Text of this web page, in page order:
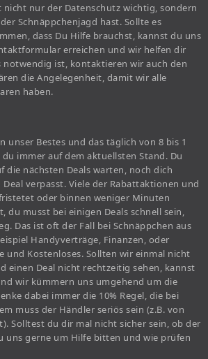
nicht nur der Datenschutz wichtig, sondern
Schnäppchenjagd hast. Sollte es
dass Du Hilfe brauchst, kannst du uns
erreichen und wir helfen dir
notwendig ist, kontaktieren wir auch den
die Angelegenheit, damit wir alle
haben.
unser Bestes und das täglich von 8 bis 1
immer auf dem aktuellsten Stand. Du
die nächsten Deals warten, noch dich
verpasst. Viele der Rabattaktionen und
oder binnen weniger Minuten
du musst bei einigen Deals schnell sein,
Das ist oft der Fall bei Schnäppchen aus
Handyverträge, Finanzen, oder
und Kostenloses. Sollten wir einmal nicht
einen Deal nicht rechtzeitig sehen, kannst
wir kümmern uns umgehend um die
dabei immer die 10% Regel, die bei
muss der Händler seriös sein (z.B. von
Solltest du dir mal nicht sicher sein, ob der
uns gerne um Hilfe bitten und wie prüfen